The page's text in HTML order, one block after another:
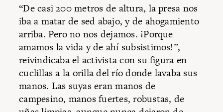
“De casi 200 metros de altura, la presa nos
iba a matar de sed abajo, y de ahogamiento
arriba. Pero no nos dejamos. ¡Porque
amamos la vida y de ahí subsistimos!”,
reivindicaba el activista con su figura en
cuclillas a la orilla del río donde lavaba sus
manos. Las suyas eran manos de
campesino, manos fuertes, robustas, de